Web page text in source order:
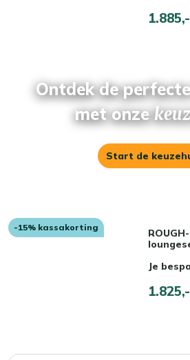
1.885,-
Ontdek de
met onze
Start de
-15% kassakorting
Je
1.825,-